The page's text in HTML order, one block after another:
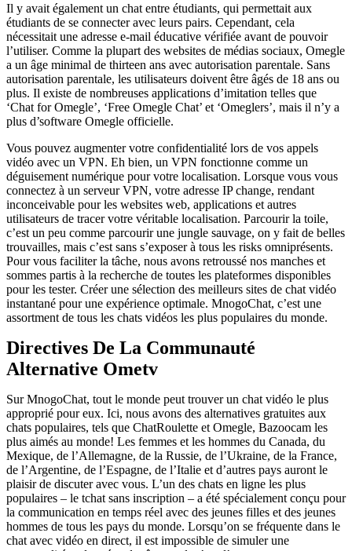
Il y avait également un chat entre étudiants, qui permettait aux
étudiants de se connecter avec leurs pairs. Cependant, cela
nécessitait une adresse e-mail éducative vérifiée avant de pouvoir
l’utiliser. Comme la plupart des websites de médias sociaux, Omegle
a un âge minimal de thirteen ans avec autorisation parentale. Sans
autorisation parentale, les utilisateurs doivent être âgés de 18 ans ou
plus. Il existe de nombreuses applications d’imitation telles que
‘Chat for Omegle’, ‘Free Omegle Chat’ et ‘Omeglers’, mais il n’y a
plus d’software Omegle officielle.
Vous pouvez augmenter votre confidentialité lors de vos appels
vidéo avec un VPN. Eh bien, un VPN fonctionne comme un
déguisement numérique pour votre localisation. Lorsque vous vous
connectez à un serveur VPN, votre adresse IP change, rendant
inconceivable pour les websites web, applications et autres
utilisateurs de tracer votre véritable localisation. Parcourir la toile,
c’est un peu comme parcourir une jungle sauvage, on y fait de belles
trouvailles, mais c’est sans s’exposer à tous les risks omniprésents.
Pour vous faciliter la tâche, nous avons retroussé nos manches et
sommes partis à la recherche de toutes les plateformes disponibles
pour les tester. Créer une sélection des meilleurs sites de chat vidéo
instantané pour une expérience optimale. MnogoChat, c’est une
assortment de tous les chats vidéos les plus populaires du monde.
Directives De La Communauté
Alternative Ometv
Sur MnogoChat, tout le monde peut trouver un chat vidéo le plus
approprié pour eux. Ici, nous avons des alternatives gratuites aux
chats populaires, tels que ChatRoulette et Omegle, Bazoocam les
plus aimés au monde! Les femmes et les hommes du Canada, du
Mexique, de l’Allemagne, de la Russie, de l’Ukraine, de la France,
de l’Argentine, de l’Espagne, de l’Italie et d’autres pays auront le
plaisir de discuter avec vous. L’un des chats en ligne les plus
populaires – le tchat sans inscription – a été spécialement conçu pour
la communication en temps réel avec des jeunes filles et des jeunes
hommes de tous les pays du monde. Lorsqu’on se fréquente dans le
chat avec vidéo en direct, il est impossible de simuler une